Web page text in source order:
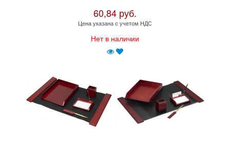
60,84 руб.
Цена указана с учетом НДС
Нет в наличии